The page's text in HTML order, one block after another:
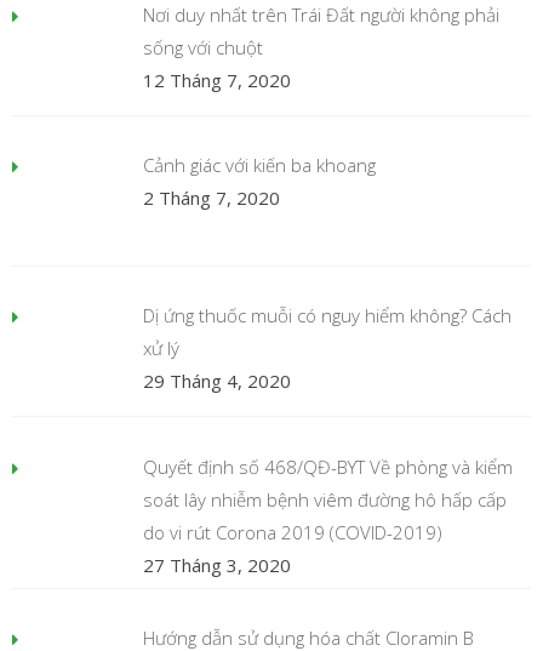
Nơi duy nhất trên Trái Đất người không phải
sống với chuột
12 Tháng 7, 2020
Cảnh giác với kiến ba khoang
2 Tháng 7, 2020
Dị ứng thuốc muỗi có nguy hiểm không? Cách
xử lý
29 Tháng 4, 2020
Quyết định số 468/QĐ-BYT Về phòng và kiểm
soát lây nhiễm bệnh viêm đường hô hấp cấp
do vi rút Corona 2019 (COVID-2019)
27 Tháng 3, 2020
Hướng dẫn sử dụng hóa chất Cloramin B